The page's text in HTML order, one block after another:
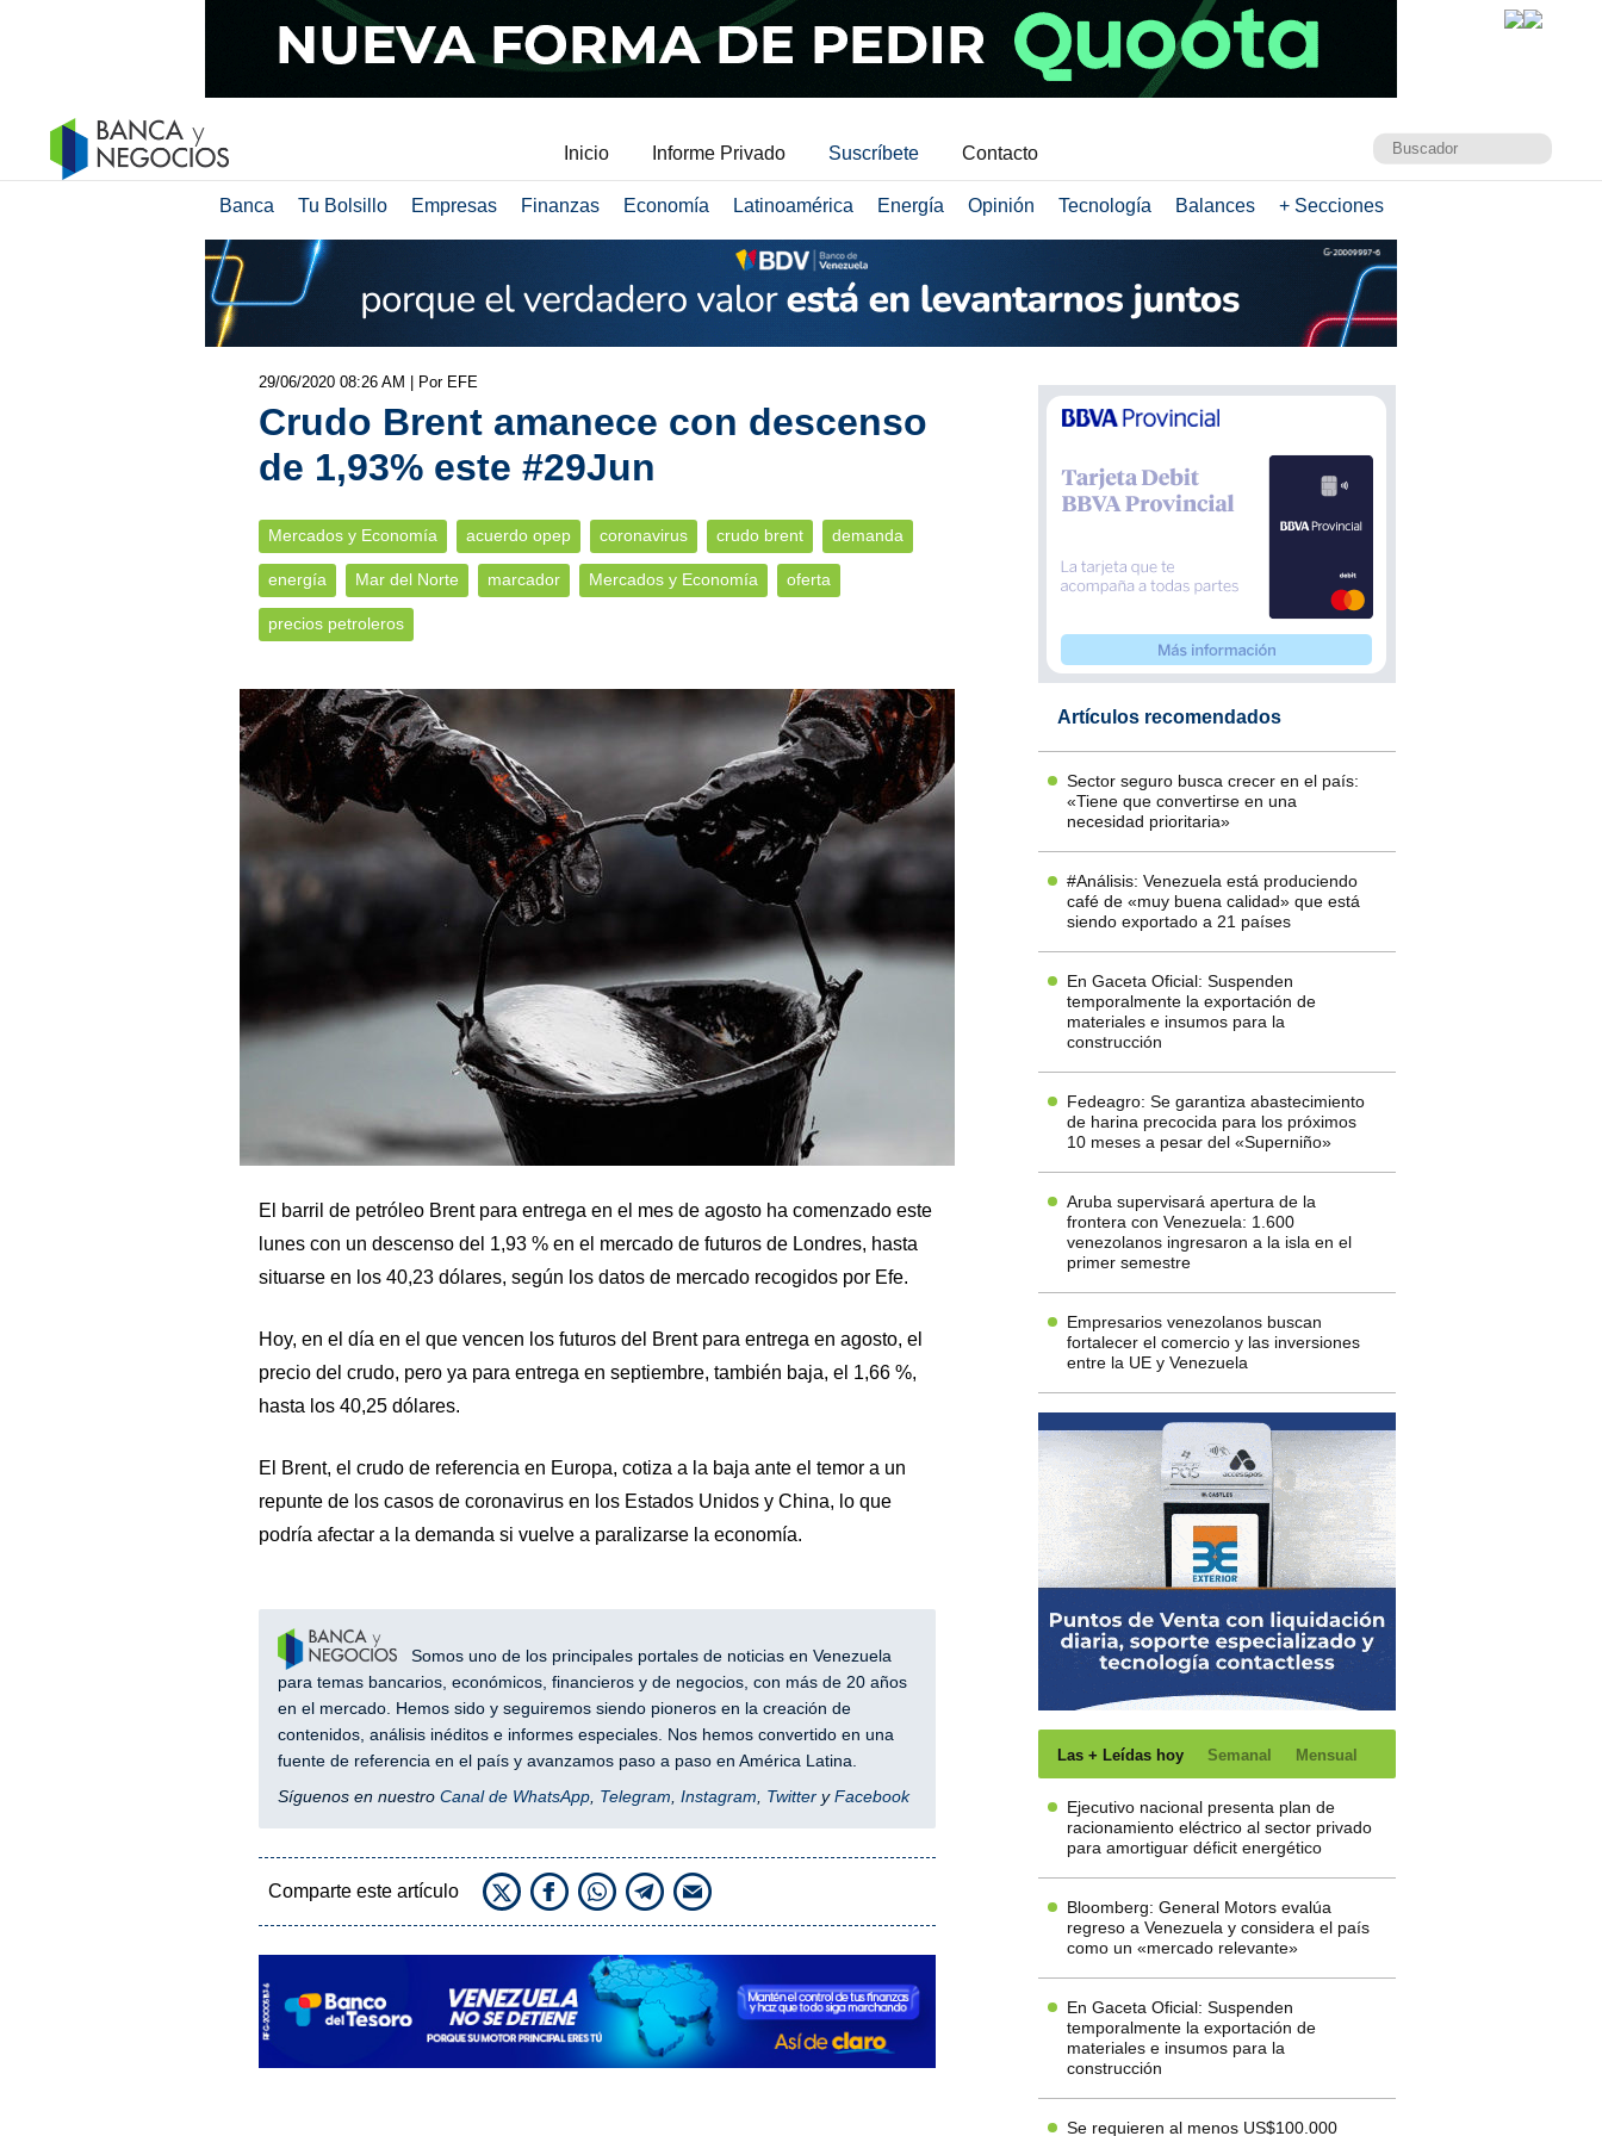
Inicio Informe Privado Suscríbete Contacto
Banca Tu Bolsillo Empresas Finanzas Economía Latinoamérica Energía Opinión Tecnología Balances + Secciones
29/06/2020 08:26 AM | Por EFE
Crudo Brent amanece con descenso
de 1,93% este #29Jun
Mercados y Economía acuerdo opep coronavirus crudo brent demanda
energía Mar del Norte marcador Mercados y Economía oferta
precios petroleros
El barril de petróleo Brent para entrega en el mes de agosto ha comenzado este
lunes con un descenso del 1,93 % en el mercado de futuros de Londres, hasta
situarse en los 40,23 dólares, según los datos de mercado recogidos por Efe.
Hoy, en el día en el que vencen los futuros del Brent para entrega en agosto, el
precio del crudo, pero ya para entrega en septiembre, también baja, el 1,66 %,
hasta los 40,25 dólares.
El Brent, el crudo de referencia en Europa, cotiza a la baja ante el temor a un
repunte de los casos de coronavirus en los Estados Unidos y China, lo que
podría afectar a la demanda si vuelve a paralizarse la economía.
Somos uno de los principales portales de noticias en Venezuela
para temas bancarios, económicos, financieros y de negocios, con más de 20 años
en el mercado. Hemos sido y seguiremos siendo pioneros en la creación de
contenidos, análisis inéditos e informes especiales. Nos hemos convertido en una
fuente de referencia en el país y avanzamos paso a paso en América Latina.
Síguenos en nuestro Canal de WhatsApp, Telegram, Instagram, TwitteryFacebook
Comparte este artículo
Artículos recomendados
Sector seguro busca crecer en el país:
«Tiene que convertirse en una
necesidad prioritaria»
#Análisis: Venezuela está produciendo
café de «muy buena calidad» que está
siendo exportado a 21 países
En Gaceta Oficial: Suspenden
temporalmente la exportación de
materiales e insumos para la
construcción
Fedeagro: Se garantiza abastecimiento
de harina precocida para los próximos
10 meses a pesar del «Superniño»
Aruba supervisará apertura de la
frontera con Venezuela: 1.600
venezolanos ingresaron a la isla en el
primer semestre
Empresarios venezolanos buscan
fortalecer el comercio y las inversiones
entre la UE y Venezuela
Las + Leídas hoy Semanal Mensual
Ejecutivo nacional presenta plan de
racionamiento eléctrico al sector privado
para amortiguar déficit energético
Bloomberg: General Motors evalúa
regreso a Venezuela y considera el país
como un «mercado relevante»
En Gaceta Oficial: Suspenden
temporalmente la exportación de
materiales e insumos para la
construcción
Se requieren al menos US$100.000